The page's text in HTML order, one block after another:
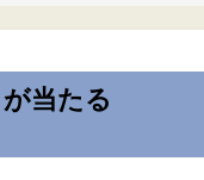
が当たる